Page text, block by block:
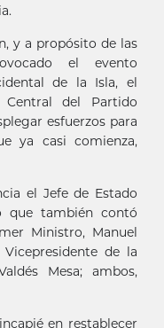
y a propósito de las
el evento
de la Isla, el
del Partido
esfuerzos para
ya casi comienza,
el Jefe de Estado
que también contó
Ministro, Manuel
de la
Mesa; ambos,
en restablecer